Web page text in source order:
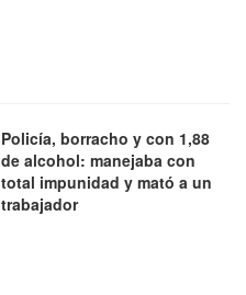
Policía, borracho y con 1,88
de alcohol: manejaba con
total impunidad y mató a un
trabajador